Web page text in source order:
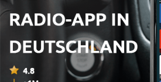
تلاوات الشيخ محمد رفعت -
معالجة مع إزالة ضوضاء